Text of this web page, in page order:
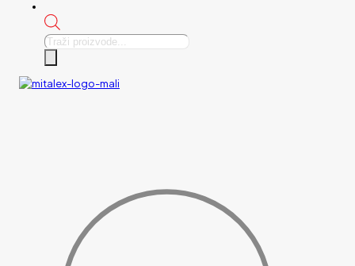
Products